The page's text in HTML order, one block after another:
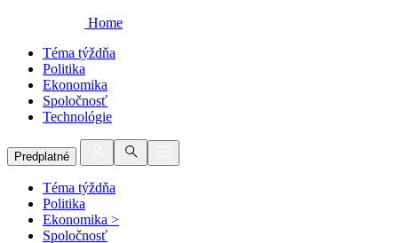
Home
Téma týždňa
Politika
Ekonomika
Spoločnosť
Technológie
Predplatné
Téma týždňa
Politika
Ekonomika >
Spoločnosť